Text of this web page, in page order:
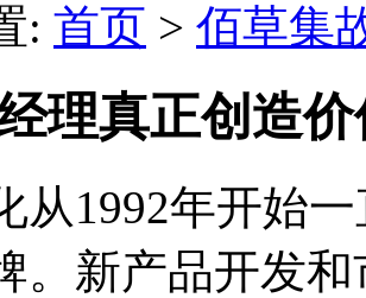
: 首页 > 佰草集
理真正创造
从1992年开始
。新产品开发